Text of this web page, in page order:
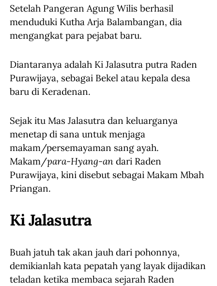
Setelah Pangeran Agung Wilis berhasil
menduduki Kutha Arja Balambangan, dia
mengangkat para pejabat baru.
Diantaranya adalah Ki Jalasutra putra Raden
Purawijaya, sebagai Bekel atau kepala desa
baru di Keradenan.
Sejak itu Mas Jalasutra dan keluarganya
menetap di sana untuk menjaga
makam/persemayaman sang ayah.
Makam/para-Hyang-an dari Raden
Purawijaya, kini disebut sebagai Makam Mbah
Priangan.
Ki Jalasutra
Buah jatuh tak akan jauh dari pohonnya,
demikianlah kata pepatah yang layak dijadikan
teladan ketika membaca sejarah Raden